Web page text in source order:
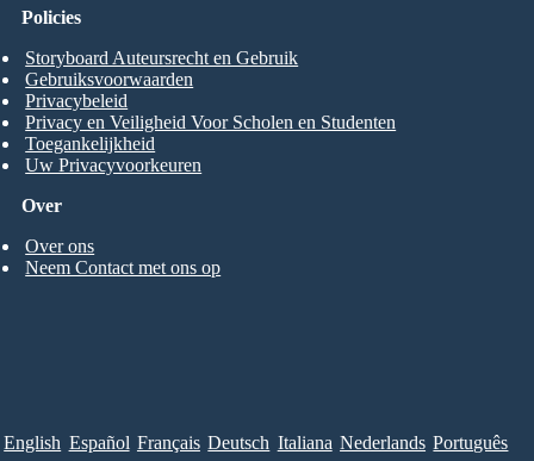
Over
Over ons
Neem Contact met ons op
Policies
Storyboard Auteursrecht en Gebruik
Gebruiksvoorwaarden
Privacybeleid
Privacy en Veiligheid Voor Scholen en Studenten
Toegankelijkheid
Uw Privacyvoorkeuren
English Español Français Deutsch Italiana Nederlands Português